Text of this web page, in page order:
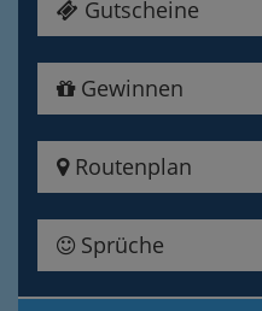
Gutscheine
Gewinnen
Routenplan
Sprüche